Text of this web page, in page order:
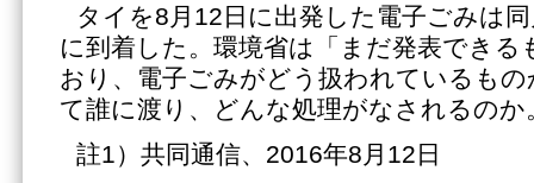
タイを8月12日に出発した電子ごみは
に到着した。環境省は「まだ発表でき
おり、電子ごみがどう扱われているも
て誰に渡り、どんな処理がなされるのか
註1）共同通信、2016年8月12日